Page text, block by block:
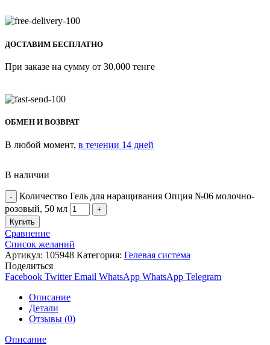
ДОСТАВИМ БЕСПЛАТНО
При заказе на сумму от 30.000 тенге
ОБМЕН И ВОЗВРАТ
В любой момент, в течении 14 дней
В наличии
Количество Гель для наращивания Опция №06 молочно-
розовый, 50 мл
Купить
Сравнение
Список желаний
Артикул: 105948 Категория: Гелевая система
Поделиться
Facebook Twitter Email WhatsApp WhatsApp Telegram
Описание
Детали
Отзывы (0)
Описание